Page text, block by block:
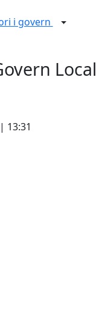
i govern
Local
13:31